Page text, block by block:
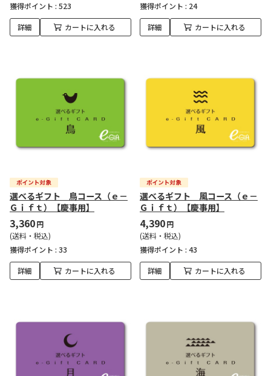
獲得ポイント : 523
詳細 カートに入れる
獲得ポイント : 24
詳細 カートに入れる
選べるギフト 鳥コース（ｅ－
Ｇｉｆｔ）【慶事用】
3,360円
(送料・税込)
獲得ポイント : 33
詳細 カートに入れる
選べるギフト 風コース（ｅ－
Ｇｉｆｔ）【慶事用】
4,390円
(送料・税込)
獲得ポイント : 43
詳細 カートに入れる